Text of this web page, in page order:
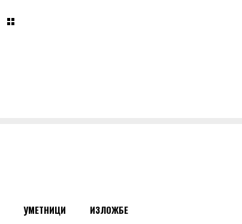
УМЕТНИЦИ ИЗЛОЖБЕ